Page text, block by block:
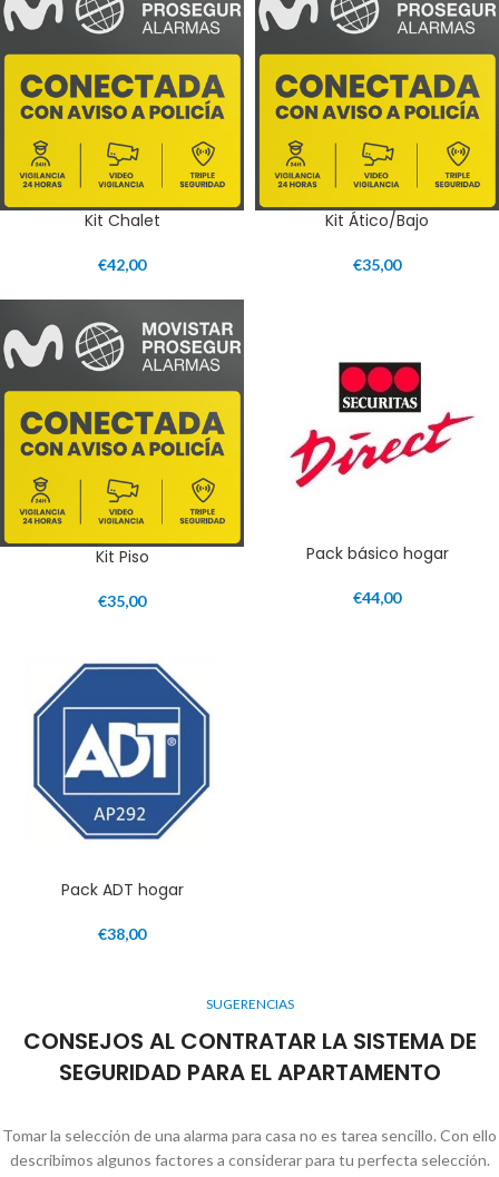
Kit Chalet
€42,00
Kit Ático/Bajo
€35,00
Kit Piso
€35,00
Pack básico hogar
€44,00
Pack ADT hogar
€38,00
SUGERENCIAS
CONSEJOS AL CONTRATAR LA SISTEMA DE
SEGURIDAD PARA EL APARTAMENTO
Tomar la selección de una alarma para casa no es tarea sencillo. Con ello
describimos algunos factores a considerar para tu perfecta selección.